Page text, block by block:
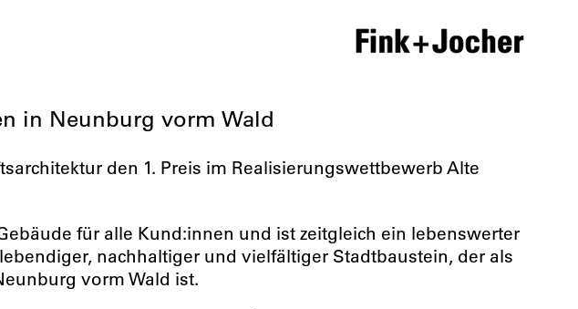
in Neunburg vorm Wald
den 1. Preis im Realisierungswettbewerb Alte
für alle Kund:innen und ist zeitgleich ein lebenswerter
nachhaltiger und vielfältiger Stadtbaustein, der als
vorm Wald ist.